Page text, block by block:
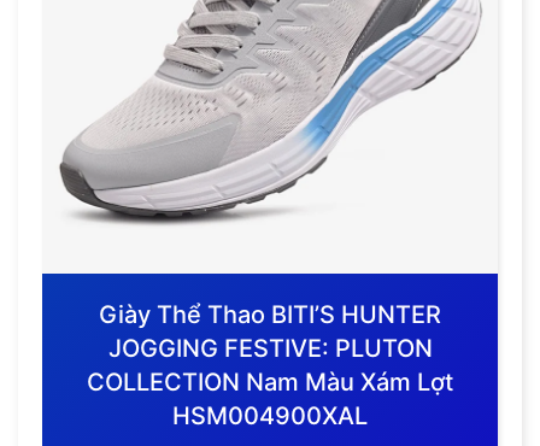
Giày Thể Thao BITI’S HUNTER
JOGGING FESTIVE: PLUTON
COLLECTION Nam Màu Xám Lợt
HSM004900XAL